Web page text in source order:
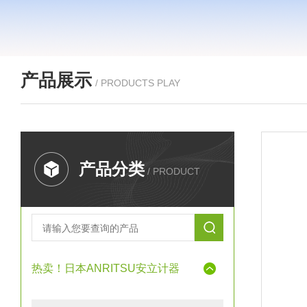
产品展示 / PRODUCTS PLAY
产品分类 / PRODUCT
热卖！日本ANRITSU安立计器